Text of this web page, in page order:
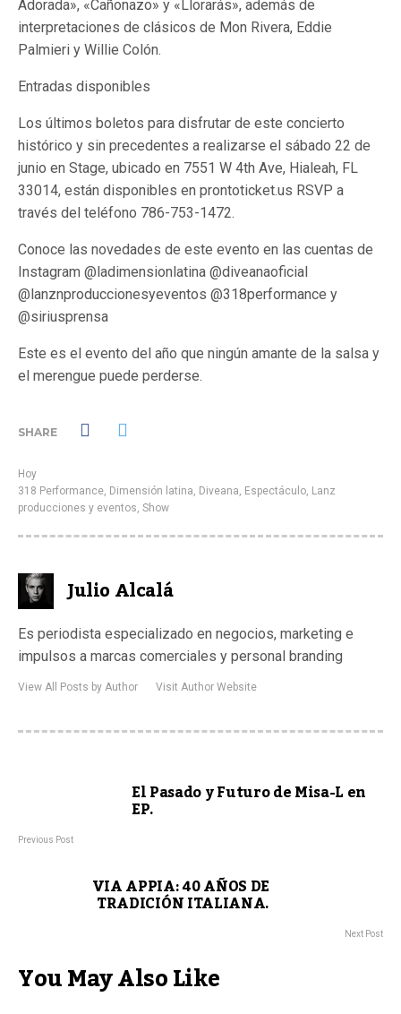
Adorada», «Cañonazo» y «Llorarás», además de
interpretaciones de clásicos de Mon Rivera, Eddie
Palmieri y Willie Colón.
Entradas disponibles
Los últimos boletos para disfrutar de este concierto
histórico y sin precedentes a realizarse el sábado 22 de
junio en Stage, ubicado en 7551 W 4th Ave, Hialeah, FL
33014, están disponibles en prontoticket.us RSVP a
través del teléfono 786-753-1472.
Conoce las novedades de este evento en las cuentas de
Instagram @ladimensionlatina @diveanaoficial
@lanznproduccionesyeventos @318performance y
@siriusprensa
Este es el evento del año que ningún amante de la salsa y
el merengue puede perderse.
SHARE
Hoy
318 Performance, Dimensión latina, Diveana, Espectáculo, Lanz
producciones y eventos, Show
Julio Alcalá
Es periodista especializado en negocios, marketing e
impulsos a marcas comerciales y personal branding
View All Posts by Author Visit Author Website
El Pasado y Futuro de Misa-L en
EP.
Previous Post
VIA APPIA: 40 AÑOS DE
TRADICIÓN ITALIANA.
Next Post
You May Also Like